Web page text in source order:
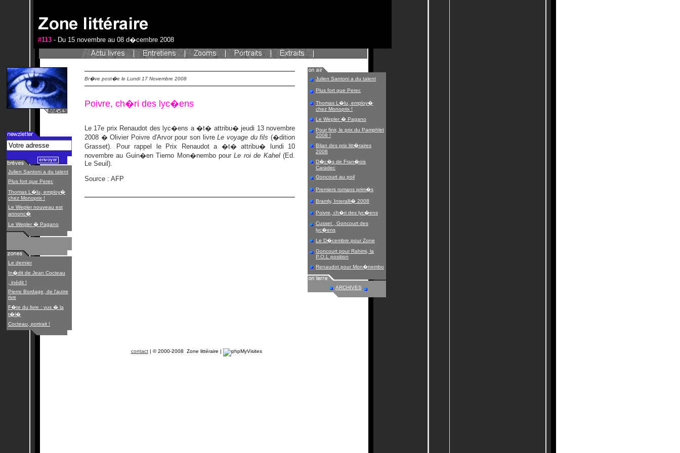
#113 - Du 15 novembre au 08 d�cembre 2008
Julien Santoni a du talent
Plus fort que Perec
Thomas L�lu, employ�
chez Monoprix !
Le Wepler nouveau est
annonc�
Le Wepler � Pagano
Le dernier
In�dit de Jean Cocteau
, inédit !
Pierre Bordage, de l'autre
rive
F�te du livre : vus � la
t�l�
Cocteau, portrait !
Br�ve post�e le Lundi 17 Novembre 2008
Poivre, ch�ri des lyc�ens
Le 17e prix Renaudot des lyc�ens a �t� attribu� jeudi 13 novembre
2008 � Olivier Poivre d'Arvor pour son livreLe voyage du fils (�dition
Grasset). Pour rappel le Prix Renaudot a �t� attribu� lundi 10
novembre au Guin�en Tierno Mon�nembo pourLe roi de Kahel(Ed.
Le Seuil).
Source : AFP
Julien Santoni a du talent
Plus fort que Perec
Thomas L�lu, employ�
chez Monoprix !
Le Wepler � Pagano
Pour finir, le prix du Pamphlet
2008 !
Bilan des prix litt�raires
2008
D�c�s de Fran�ois
Caradec
Goncourt au poil
Premiers romans prim�s
Bramly, Interalli� 2008
Poivre, ch�ri des lyc�ens
Cusset , Goncourt des
lyc�ens
Le D�cembre pour Zone
Goncourt pour Rahimi, la
P.O.L position
Renaudot pour Mon�nembo
ARCHIVES
contact| © 2000-2008 Zone littéraire |